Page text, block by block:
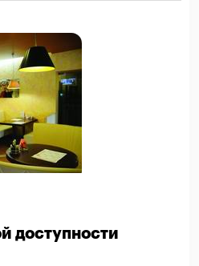
доступности